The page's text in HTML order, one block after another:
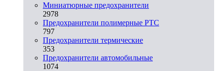
Миниатюрные предохранители
2978
Предохранители полимерные PTC
797
Предохранители термические
353
Предохранители автомобильные
1074